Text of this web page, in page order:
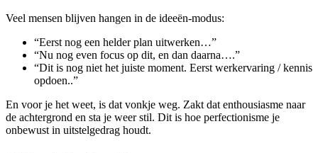
Veel mensen blijven hangen in de ideeën-modus:
“Eerst nog een helder plan uitwerken…”
“Nu nog even focus op dit, en dan daarna….”
“Dit is nog niet het juiste moment. Eerst werkervaring / kennis
opdoen..”
En voor je het weet, is dat vonkje weg. Zakt dat enthousiasme naar
de achtergrond en sta je weer stil. Dit is hoe perfectionisme je
onbewust in uitstelgedrag houdt.